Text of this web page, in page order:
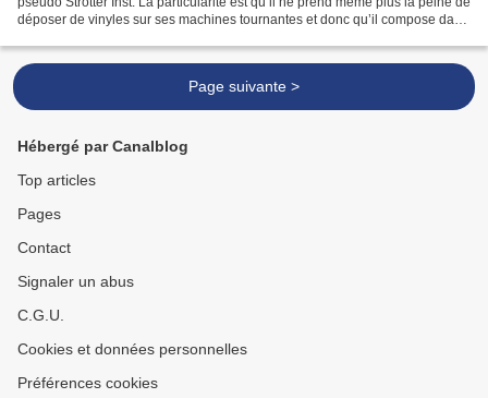
déposer de vinyles sur ses machines tournantes et donc qu’il compose dans
Page suivante >
Hébergé par Canalblog
Top articles
Pages
Contact
Signaler un abus
C.G.U.
Cookies et données personnelles
Préférences cookies